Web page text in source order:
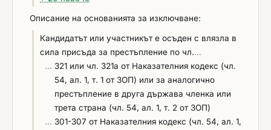
стойностите, датите и получателите, заедно с
документи, които доказват извършената
доставка.
Описание на основанията за изключване:
Кандидатът или участникът е осъден с влязла в
сила присъда за престъпление по чл.…
… 321 или чл. 321а от Наказателния кодекс (чл.
54, ал. 1, т. 1 от ЗОП) или за аналогично
престъпление в друга държава членка или
трета страна (чл. 54, ал. 1, т. 2 от ЗОП)
… 301-307 от Наказателния кодекс (чл. 54, ал. 1,